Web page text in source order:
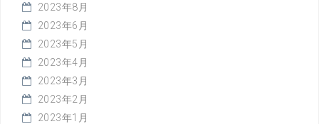
2023年8月
2023年6月
2023年5月
2023年4月
2023年3月
2023年2月
2023年1月